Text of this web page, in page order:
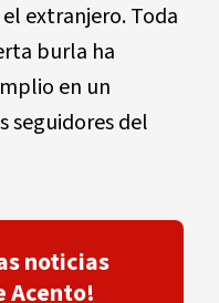
extranjero. Toda
burla ha
en un
seguidores del
noticias
Acento!